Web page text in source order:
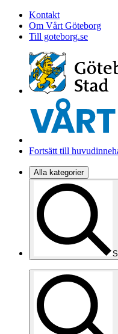
Kontakt
Om Vårt Göteborg
Till goteborg.se
Fortsätt till
Alla kategorier